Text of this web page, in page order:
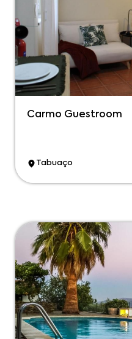
Carmo Guestroom
Tabuaço